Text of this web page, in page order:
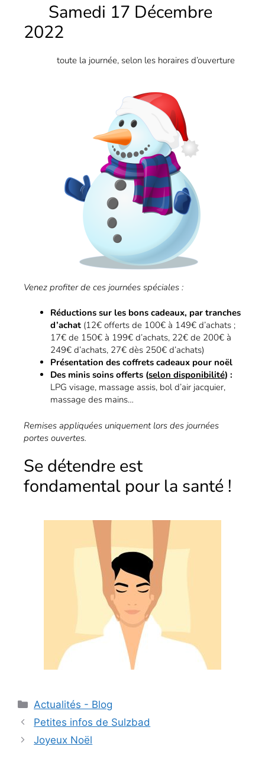
Samedi 17 Décembre
2022
toute la journée, selon les horaires d’ouverture
Venez profiter de ces journées spéciales :
Réductions sur les bons cadeaux, par tranches
d’achat (12€ offerts de 100€ à 149€ d’achats ;
17€ de 150€ à 199€ d’achats, 22€ de 200€ à
249€ d’achats, 27€ dès 250€ d’achats)
Présentation des coffrets cadeaux pour noël
Des minis soins offerts (selon disponibilité) :
LPG visage, massage assis, bol d’air jacquier,
massage des mains…
Remises appliquées uniquement lors des journées
portes ouvertes.
Se détendre est
fondamental pour la santé !
Actualités - Blog
Petites infos de Sulzbad
Joyeux Noël